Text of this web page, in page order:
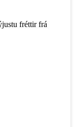
fréttir frá